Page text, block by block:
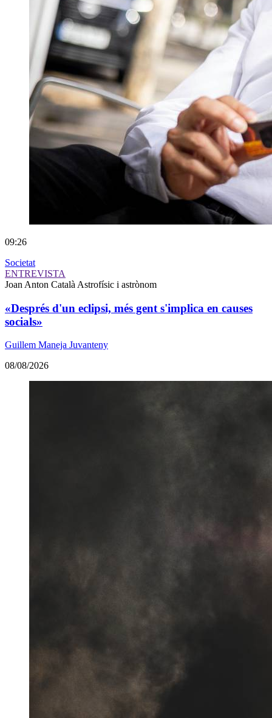
09:26
Societat
ENTREVISTA
Joan Anton Català Astrofísic i astrònom
«Després d'un eclipsi, més gent s'implica en causes
socials»
Guillem Maneja Juvanteny
08/08/2026